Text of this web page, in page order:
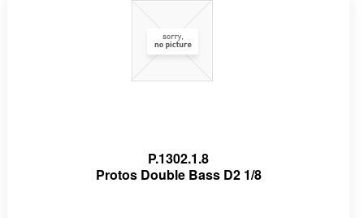
P.1302.1.8
Protos Double Bass D2 1/8